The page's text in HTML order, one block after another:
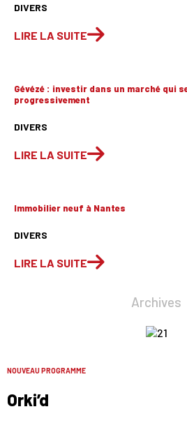
DIVERS
LIRE LA SUITE
Gévézé : investir dans un marché qui
progressivement
DIVERS
LIRE LA SUITE
Immobilier neuf à Nantes
DIVERS
LIRE LA SUITE
Archives
NOUVEAU PROGRAMME
Orki’d